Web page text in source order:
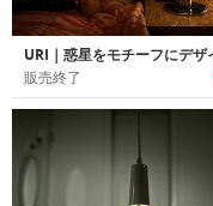
販売終了